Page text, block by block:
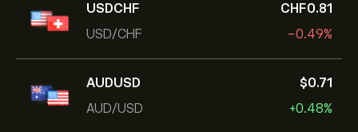
USDCHF
USD/CHF
‎CHF‎0.81
-0.49%
AUDUSD
AUD/USD
‎$‎0.71
+0.48%